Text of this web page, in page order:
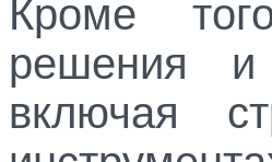
Кроме
решения и
включая